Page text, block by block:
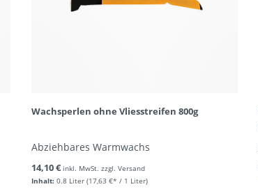
Wachsperlen ohne Vliesstreifen 800g
Abziehbares Warmwachs
Inhalt: 0.8 Liter (17,63 €* / 1 Liter)
14,10 € inkl. MwSt. zzgl. Versand